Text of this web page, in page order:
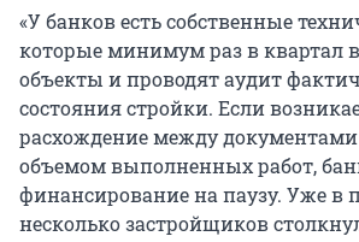
«У банков есть собственные
которые минимум раз в квартал
объекты и проводят аудит
состояния стройки. Если
расхождение между
объемом выполненных работ,
финансирование на паузу. Уже в
несколько застройщиков